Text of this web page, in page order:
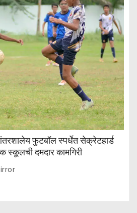
फुटबॉल स्पर्धेत सेक्रेटहार्ड
स्कूलची दमदार कामगिरी